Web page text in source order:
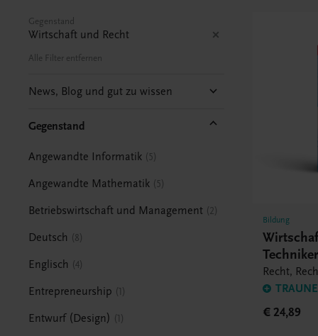
Gegenstand
Wirtschaft und Recht
Alle Filter entfernen
News, Blog und gut zu wissen
Gegenstand
Angewandte Informatik 5
Angewandte Mathematik 5
Betriebswirtschaft und Management 2
Deutsch 8
Englisch 4
Entrepreneurship 1
Entwurf (Design) 1
Bildung
Recht,
€ 24,89